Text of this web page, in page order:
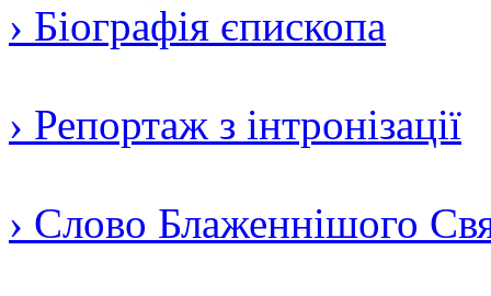
› Біографія єпископа
› Репортаж з інтронізації
› Слово Блаженнішого